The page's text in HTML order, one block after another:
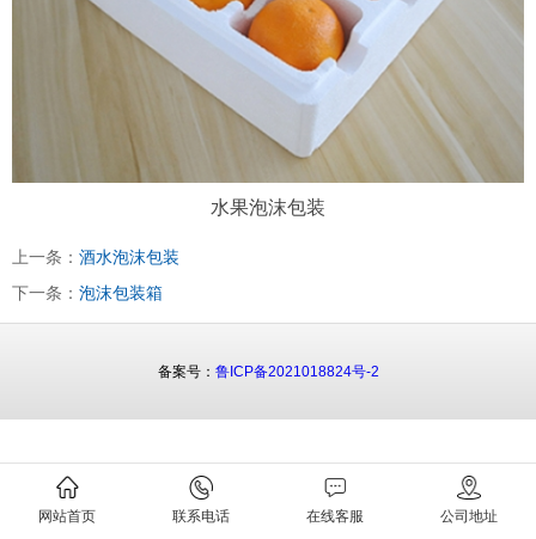
水果泡沫包装
上一条： 酒水泡沫包装
下一条： 泡沫包装箱
备案号： 鲁ICP备2021018824号-2
网站首页 联系电话 在线客服 公司地址